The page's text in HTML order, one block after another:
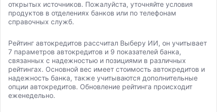
открытых источников. Пожалуйста, уточняйте условия
продуктов в отделениях банков или по телефонам
справочных служб.
Рейтинг автокредитов рассчитал Выберу ИИ, он учитывает
7 параметров автокредитов и 9 показателей банка,
связанных с надежностью и позициями в различных
рейтингах. Основной вес имеет стоимость автокредитов и
надежность банка, также учитываются дополнительные
опции автокредитов. Обновление рейтинга происходит
еженедельно.